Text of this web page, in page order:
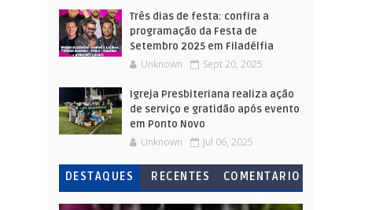
Três dias de festa: confira a
programação da Festa de
Setembro 2025 em Filadélfia
Unknown Sept 20, 2025
Igreja Presbiteriana realiza ação
de serviço e gratidão após evento
em Ponto Novo
Unknown Jul 06, 2025
DESTAQUES RECENTES
COMENTARIO
S